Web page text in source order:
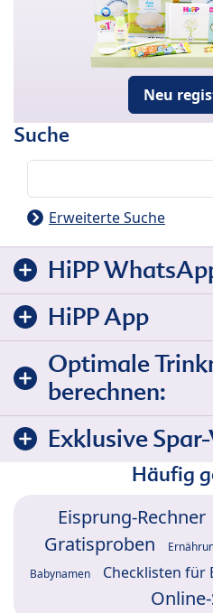
Neu
Suche
Erweiterte Suche
HiPP
HiPP App
Optimale
berechnen:
Exklusive
Häufig
Eisprung-Rechner
Gratisproben
Babynamen Checklisten für